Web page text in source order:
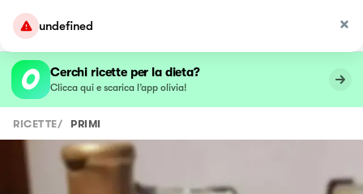
undefined
Cerchi ricette per la dieta?
Clicca qui e scarica l’app olivia!
RICETTE/ PRIMI